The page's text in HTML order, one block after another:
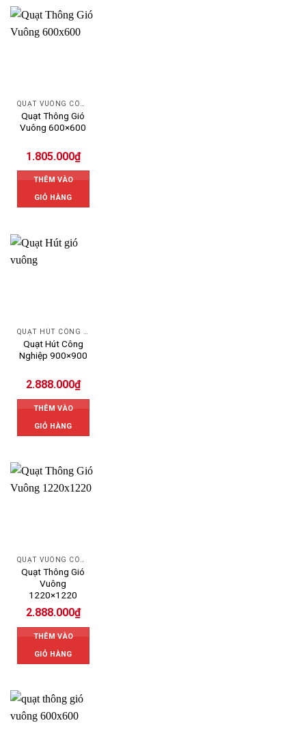
Quạt Thông Gió
Vuông 600×600
1.805.000₫
THÊM VÀO
GIỎ HÀNG
Quạt Hút Công
Nghiệp 900×900
2.888.000₫
THÊM VÀO
GIỎ HÀNG
Quạt Thông Gió
Vuông
1220×1220
2.888.000₫
THÊM VÀO
GIỎ HÀNG